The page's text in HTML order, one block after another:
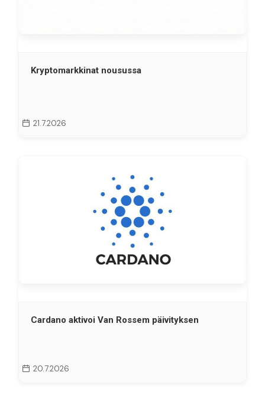
Kryptomarkkinat nousussa
21.7.2026
Cardano aktivoi Van Rossem päivityksen
20.7.2026